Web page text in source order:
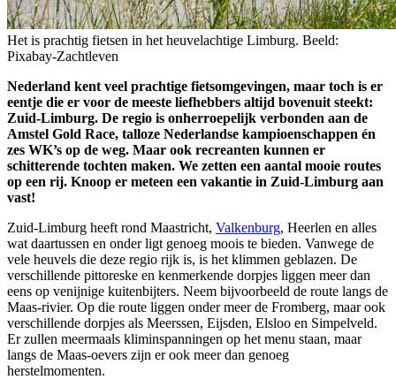
Het is prachtig fietsen in het heuvelachtige Limburg. Beeld:
Pixabay-Zachtleven
Nederland kent veel prachtige fietsomgevingen, maar toch is er
eentje die er voor de meeste liefhebbers altijd bovenuit steekt:
Zuid-Limburg. De regio is onherroepelijk verbonden aan de
Amstel Gold Race, talloze Nederlandse kampioenschappen én
zes WK’s op de weg. Maar ook recreanten kunnen er
schitterende tochten maken. We zetten een aantal mooie routes
op een rij. Knoop er meteen een vakantie in Zuid-Limburg aan
vast!
Zuid-Limburg heeft rond Maastricht, Valkenburg, Heerlen en alles
wat daartussen en onder ligt genoeg moois te bieden. Vanwege de
vele heuvels die deze regio rijk is, is het klimmen geblazen. De
verschillende pittoreske en kenmerkende dorpjes liggen meer dan
eens op venijnige kuitenbijters. Neem bijvoorbeeld de route langs de
Maas-rivier. Op die route liggen onder meer de Fromberg, maar ook
verschillende dorpjes als Meerssen, Eijsden, Elsloo en Simpelveld.
Er zullen meermaals kliminspanningen op het menu staan, maar
langs de Maas-oevers zijn er ook meer dan genoeg
herstelmomenten.